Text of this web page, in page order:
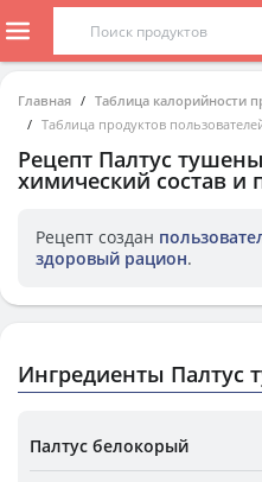
Главная
Таблица калорийности
Таблица продуктов
Рецепт Палтус
химический состав и
Рецепт создан
здоровый рацион.
Ингредиенты Палтус
Палтус белокорый